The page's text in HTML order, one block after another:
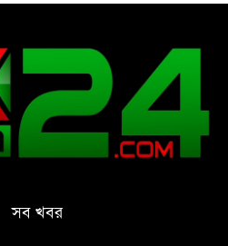
ইসলামী মহা-সমাবেশ
করতে মতবিনিময় সভা
হাতে ধর্ষণের শিকার স্কুলছাত্রী
সব খবর